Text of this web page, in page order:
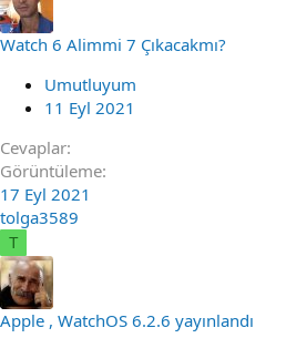
Watch 6 Alimmi 7 Çıkacakmı?
Umutluyum
11 Eyl 2021
Cevaplar
Görüntüleme
17 Eyl 2021
tolga3589
T
Apple , WatchOS 6.2.6 yayınlandı